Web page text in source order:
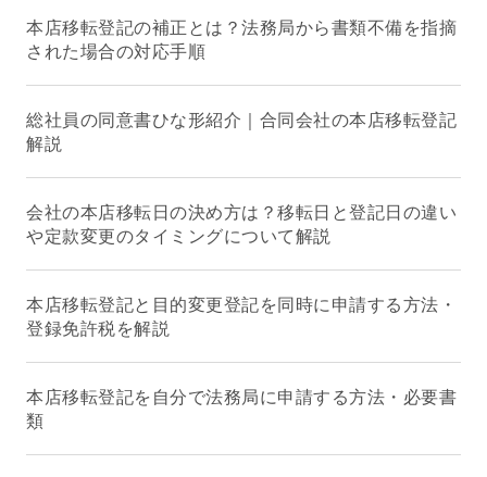
本店移転登記の補正とは？法務局から書類不備を指摘
された場合の対応手順
総社員の同意書ひな形紹介｜合同会社の本店移転登記
解説
会社の本店移転日の決め方は？移転日と登記日の違い
や定款変更のタイミングについて解説
本店移転登記と目的変更登記を同時に申請する方法・
登録免許税を解説
本店移転登記を自分で法務局に申請する方法・必要書
類